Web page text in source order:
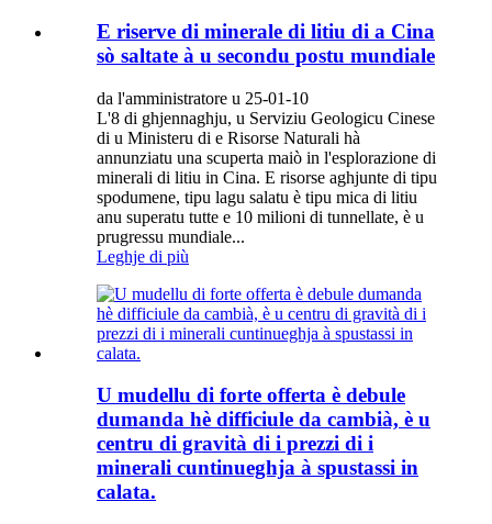
E riserve di minerale di litiu di a Cina
sò saltate à u secondu postu mundiale
da l'amministratore u 25-01-10
L'8 di ghjennaghju, u Serviziu Geologicu Cinese
di u Ministeru di e Risorse Naturali hà
annunziatu una scuperta maiò in l'esplorazione di
minerali di litiu in Cina. E risorse aghjunte di tipu
spodumene, tipu lagu salatu è tipu mica di litiu
anu superatu tutte e 10 milioni di tunnellate, è u
prugressu mundiale...
Leghje di più
U mudellu di forte offerta è debule
dumanda hè difficiule da cambià, è u
centru di gravità di i prezzi di i
minerali cuntinueghja à spustassi in
calata.